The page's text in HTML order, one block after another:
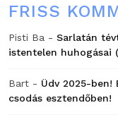
FRISS
Pisti Ba - Sarlatán
istentelen huhogásai
Bart - Üdv 2025-ben!
csodás esztendőben!